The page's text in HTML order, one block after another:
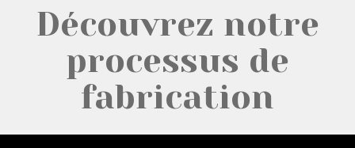
Découvrez notre
processus de
fabrication